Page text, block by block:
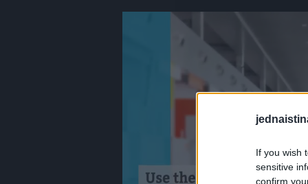
If you wish
sensitive
confirm